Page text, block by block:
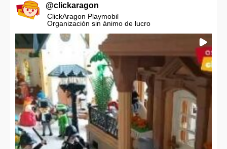
@clickaragon
ClickAragon Playmobil
Organización sin ánimo de lucro